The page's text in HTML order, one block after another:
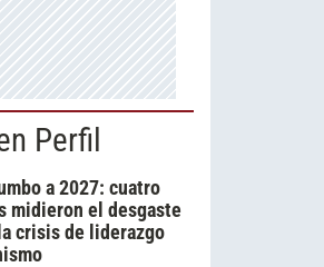
Perfil
a 2027: cuatro
midieron el desgaste
crisis de liderazgo